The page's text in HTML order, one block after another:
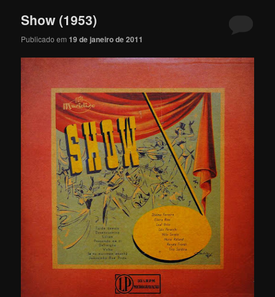
Show (1953)
Publicado em19 de janeiro de 2011